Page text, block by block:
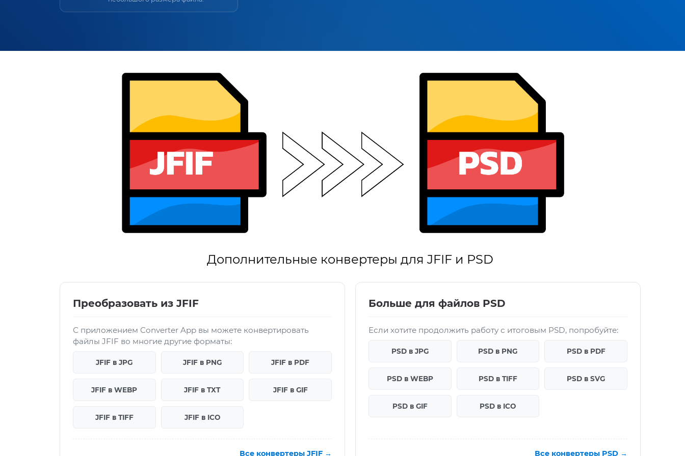
Дополнительные конвертеры для JFIF и PSD
Преобразовать из JFIF
С приложением Converter App вы можете конвертировать
файлы JFIF во многие другие форматы:
JFIF в JPG JFIF в PNG JFIF в PDF
JFIF в WEBP JFIF в TXT JFIF в GIF
JFIF в TIFF JFIF в ICO
Все конвертеры JFIF →
Больше для файлов PSD
Если хотите продолжить работу с итоговым PSD, попробуйте:
PSD в JPG PSD в PNG PSD в PDF
PSD в WEBP PSD в TIFF PSD в SVG
PSD в GIF PSD в ICO
Все конвертеры PSD →